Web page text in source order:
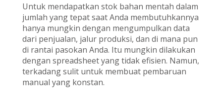
Untuk mendapatkan stok bahan mentah dalam
jumlah yang tepat saat Anda membutuhkannya
hanya mungkin dengan mengumpulkan data
dari penjualan, jalur produksi, dan di mana pun
di rantai pasokan Anda. Itu mungkin dilakukan
dengan spreadsheet yang tidak efisien. Namun,
terkadang sulit untuk membuat pembaruan
manual yang konstan.